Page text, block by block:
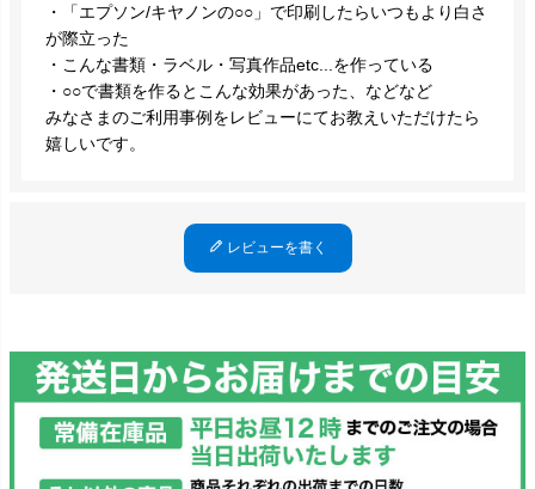
・「エプソン/キヤノンの○○」で印刷したらいつもより白さ
が際立った
・こんな書類・ラベル・写真作品etc...を作っている
・○○で書類を作るとこんな効果があった、などなど
みなさまのご利用事例をレビューにてお教えいただけたら
嬉しいです。
レビューを書く